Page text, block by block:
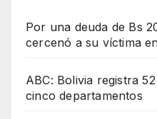
Por una deuda de Bs
cercenó a su víctima
ABC: Bolivia registra
cinco departamentos